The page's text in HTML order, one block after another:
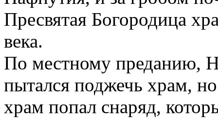
Пресвятая Богородица
века.
По местному преданию,
пытался поджечь храм,
храм попал снаряд,